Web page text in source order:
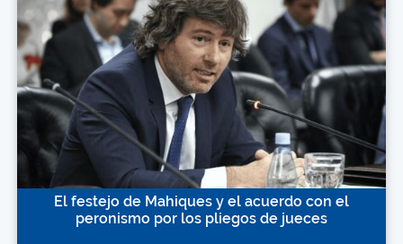
El festejo de Mahiques y el acuerdo con el
peronismo por los pliegos de jueces